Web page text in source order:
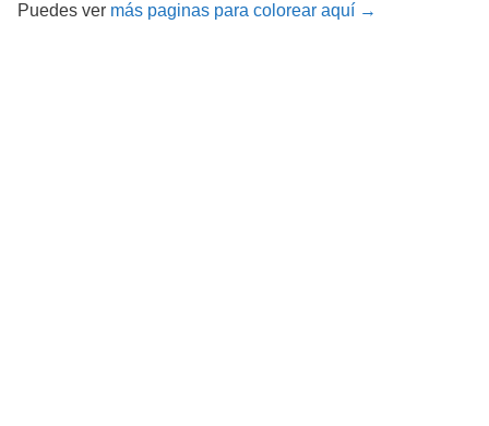
Puedes ver más paginas para colorear aquí →